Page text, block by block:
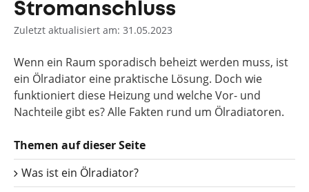
Stromanschluss
Zuletzt aktualisiert am: 31.05.2023
Wenn ein Raum sporadisch beheizt werden muss, ist
ein Ölradiator eine praktische Lösung. Doch wie
funktioniert diese Heizung und welche Vor- und
Nachteile gibt es? Alle Fakten rund um Ölradiatoren.
Themen auf dieser Seite
Was ist ein Ölradiator?